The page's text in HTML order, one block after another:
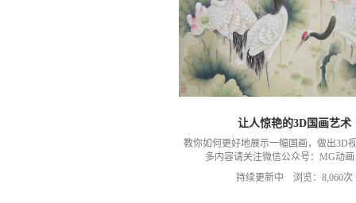
让人惊艳的3D国画艺术
教你如何更好地展示一幅国画，做出3D
多内容请关注微信公众号：MG动
持续更新中 浏览：8,060次